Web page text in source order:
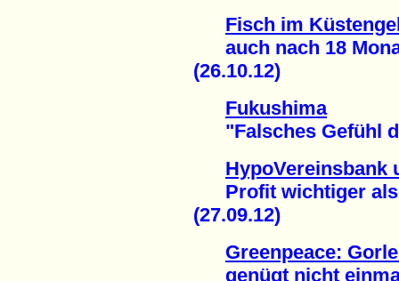
Fisch im
auch nach 18
(26.10.12)
Fukushima
"Falsches Gefühl
HypoVereinsbank
Profit wichtiger als
(27.09.12)
Greenpeace:
genügt nicht